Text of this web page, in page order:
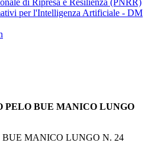
per l'Intelligenza Artificiale - DM
PELO BUE MANICO LUNGO
MANICO LUNGO N. 24